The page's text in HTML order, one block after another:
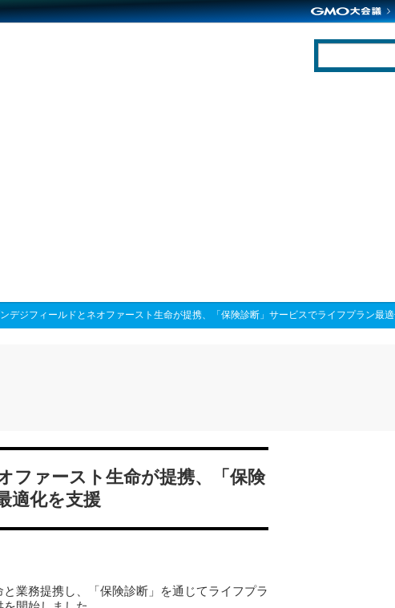
デジフィールドとネオファースト生命が提携、「保険診断」サービスでライフプラン最
ファースト生命が提携、「保険
適化を支援
業務提携し、「保険診断」を通じてライフプラ